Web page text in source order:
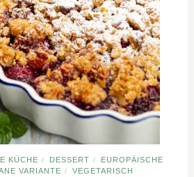
KÜCHE / DESSERT /
EUROPÄISCHE
VARIANTE / VEGETARISCH